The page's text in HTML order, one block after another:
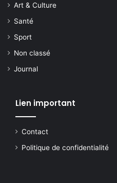
Art & Culture
Santé
Sport
Non classé
Journal
Lien important
Contact
Politique de confidentialité